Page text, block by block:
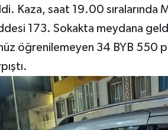
Kaza, saat 19.00 sıralarında
173. Sokakta meydana
öğrenilemeyen 34 BYB 550